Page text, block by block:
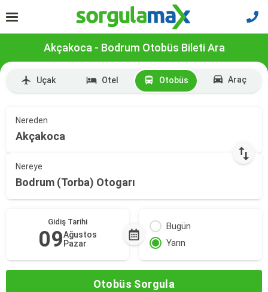
Akçakoca - Bodrum Otobüs Bileti Ara
Uçak Otel Otobüs Araç
Nereden
Akçakoca
Nereye
Bodrum (Torba) Otogarı
Gidiş Tarihi
09Ağustos
Pazar
Bugün
Yarın
Otobüs Sorgula